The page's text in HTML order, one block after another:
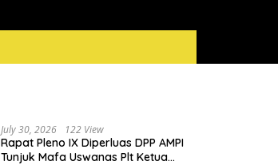
July 30, 2026 122 View
Rapat Pleno IX Diperluas DPP AMPI
Tunjuk Mafa Uswanas Plt Ketua